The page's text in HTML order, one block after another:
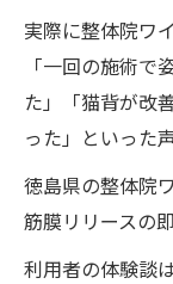
実際に整体院ワ
「一回の施術で
た」「猫背が改
った」といった
徳島県の整体院
筋膜リリースの
利用者の体験談